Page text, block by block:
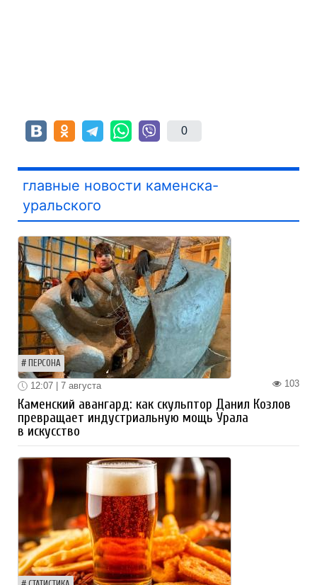
0
главные новости каменска-
уральского
ПЕРСОНА
103
12:07 | 7 августа
Каменский авангард: как скульптор Данил Козлов
превращает индустриальную мощь Урала
в искусство